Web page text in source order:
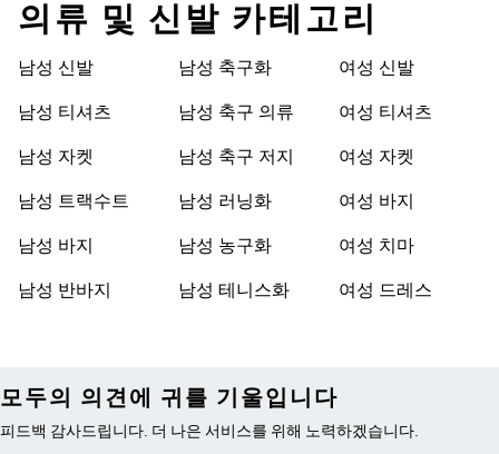
의류 및 신발 카테고리
남성 신발
남성 티셔츠
남성 자켓
남성 트랙수트
남성 바지
남성 반바지
남성 축구화
남성 축구 의류
남성 축구 저지
남성 러닝화
남성 농구화
남성 테니스화
여성 신발
여성 티셔츠
여성 자켓
여성 바지
여성 치마
여성 드레스
모두의 의견에 귀를 기울입니다
피드백 감사드립니다. 더 나은 서비스를 위해 노력하겠습니다.